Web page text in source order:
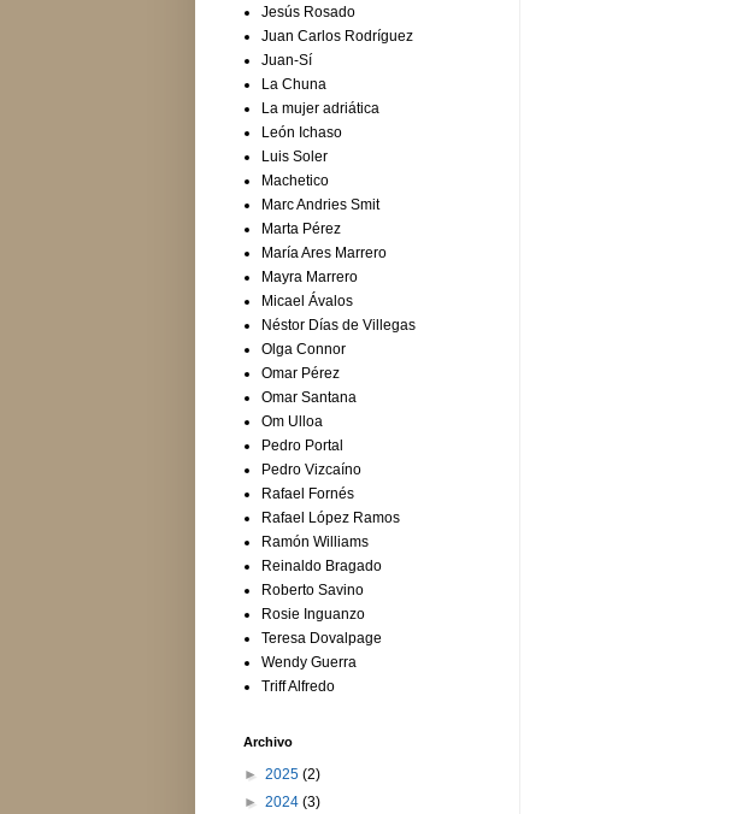
Jesús Rosado
Juan Carlos Rodríguez
Juan-Sí
La Chuna
La mujer adriática
León Ichaso
Luis Soler
Machetico
Marc Andries Smit
Marta Pérez
María Ares Marrero
Mayra Marrero
Micael Ávalos
Néstor Días de Villegas
Olga Connor
Omar Pérez
Omar Santana
Om Ulloa
Pedro Portal
Pedro Vizcaíno
Rafael Fornés
Rafael López Ramos
Ramón Williams
Reinaldo Bragado
Roberto Savino
Rosie Inguanzo
Teresa Dovalpage
Wendy Guerra
Triff Alfredo
Archivo
► 2025 (2)
► 2024 (3)